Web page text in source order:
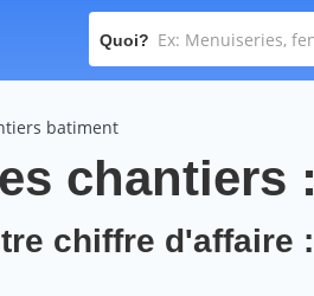
Quoi?
batiment
chantiers
chiffre d'affaire